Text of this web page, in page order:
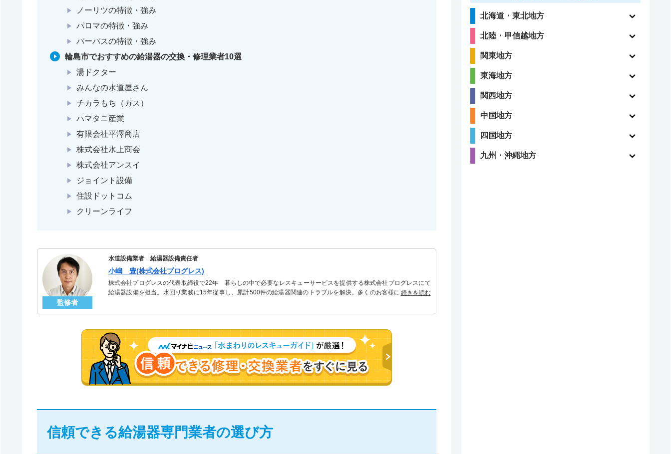
ノーリツの特徴・強み
パロマの特徴・強み
パーパスの特徴・強み
輪島市でおすすめの給湯器の交換・修理業者10選
湯ドクター
みんなの水道屋さん
チカラもち（ガス）
ハマタニ産業
有限会社平澤商店
株式会社水上商会
株式会社アンスイ
ジョイント設備
住設ドットコム
クリーンライフ
監修者
水道設備業者 給湯器設備責任者
小嶋 豊(株式会社プログレス)
株式会社プログレスの代表取締役で22年 暮らしの中で必要なレスキューサービスを提供する株式会社プログレスにて
給湯器設備を担当。水回り業務に15年従事し、累計500件の給湯器関連のトラブルを解決。多くのお客様に信頼される
続きを読む
信頼できる給湯器専門業者の選び方
北海道・東北地方
北陸・甲信越地方
関東地方
東海地方
関西地方
中国地方
四国地方
九州・沖縄地方